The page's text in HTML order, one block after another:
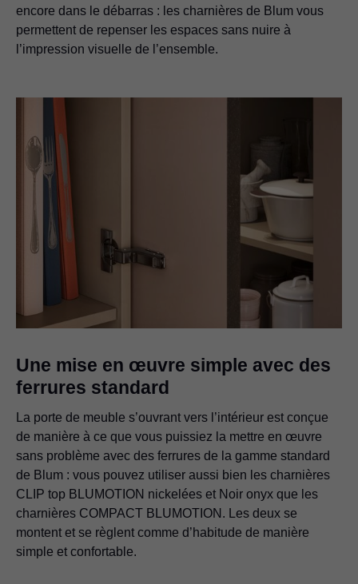
encore dans le débarras : les charnières de Blum vous
permettent de repenser les espaces sans nuire à
l’impression visuelle de l’ensemble.
Une mise en œuvre simple avec des
ferrures standard
La porte de meuble s’ouvrant vers l’intérieur est conçue
de manière à ce que vous puissiez la mettre en œuvre
sans problème avec des ferrures de la gamme standard
de Blum : vous pouvez utiliser aussi bien les charnières
CLIP top BLUMOTION nickelées et Noir onyx que les
charnières COMPACT BLUMOTION. Les deux se
montent et se règlent comme d’habitude de manière
simple et confortable.